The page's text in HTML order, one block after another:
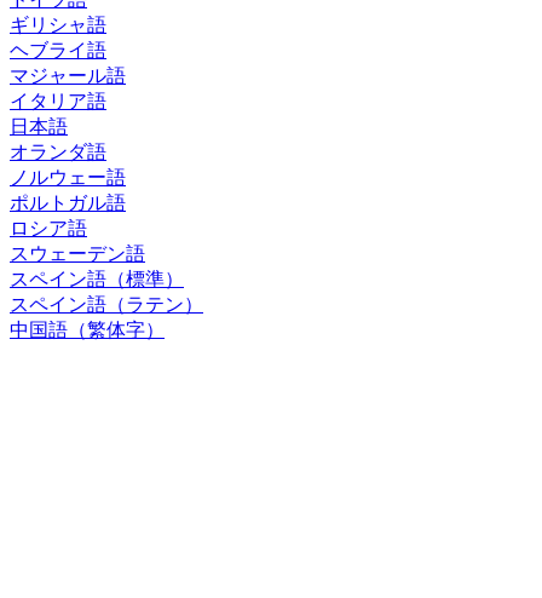
ギリシャ語
ヘブライ語
マジャール語
イタリア語
日本語
オランダ語
ノルウェー語
ポルトガル語
ロシア語
スウェーデン語
スペイン語（標準）
スペイン語（ラテン）
中国語（繁体字）